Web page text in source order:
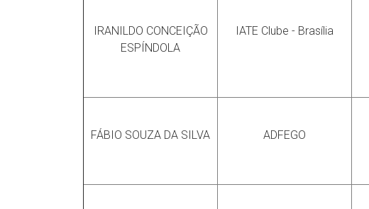
IRANILDO CONCEIÇÃO
ESPÍNDOLA
IATE Clube - Brasília
FÁBIO SOUZA DA SILVA ADFEGO